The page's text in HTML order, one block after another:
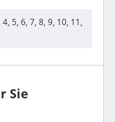
4, 5, 6, 7, 8, 9, 10, 11,
Sie